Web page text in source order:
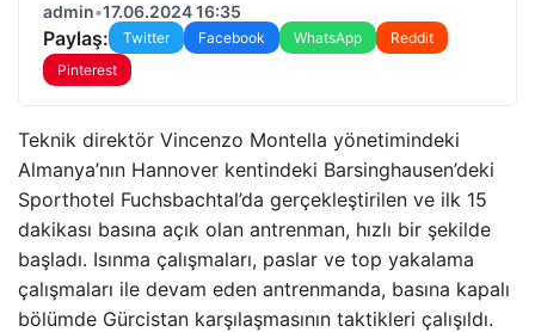
admin•17.06.2024 16:35
Paylaş: Twitter Facebook WhatsApp
Reddit
Pinterest
Teknik direktör Vincenzo Montella yönetimindeki
Almanya’nın Hannover kentindeki Barsinghausen’deki
Sporthotel Fuchsbachtal’da gerçekleştirilen ve ilk 15
dakikası basına açık olan antrenman, hızlı bir şekilde
başladı. Isınma çalışmaları, paslar ve top yakalama
çalışmaları ile devam eden antrenmanda, basına kapalı
bölümde Gürcistan karşılaşmasının taktikleri çalışıldı.